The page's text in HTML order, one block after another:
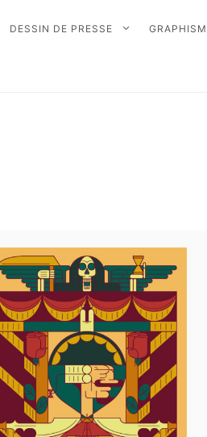
DESSIN DE PRESSE